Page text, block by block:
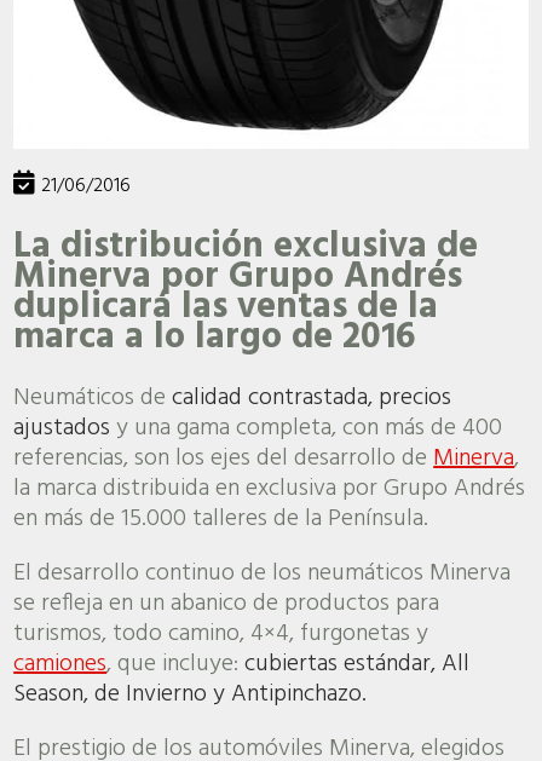
21/06/2016
La distribución exclusiva de
Minerva por Grupo Andrés
duplicará las ventas de la
marca a lo largo de 2016
Neumáticos decalidad contrastada, precios
ajustadosy una gama completa, con más de 400
referencias, son los ejes del desarrollo deMinerva,
la marca distribuida en exclusiva por Grupo Andrés
en más de 15.000 talleres de la Península.
El desarrollo continuo de los neumáticos Minerva
se refleja en un abanico de productos para
turismos, todo camino, 4×4, furgonetas y
camiones, que incluye:cubiertas estándar, All
Season, de Invierno y Antipinchazo.
El prestigio de los automóviles Minerva, elegidos